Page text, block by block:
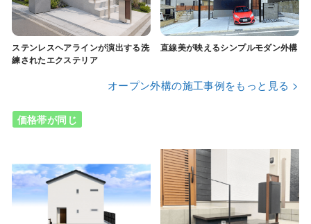
ステンレスヘアラインが演出する洗
練されたエクステリア
直線美が映えるシンプルモダン外構
オープン外構の施工事例をもっと見る >
価格帯が同じ